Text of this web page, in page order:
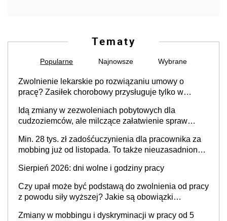
Tematy
Popularne Najnowsze Wybrane
Zwolnienie lekarskie po rozwiązaniu umowy o
pracę? Zasiłek chorobowy przysługuje tylko w
stosunku pracy
Idą zmiany w zezwoleniach pobytowych dla
cudzoziemców, ale milczące załatwienie spraw
Min. 28 tys. zł zadośćuczynienia dla pracownika za
mobbing już od listopada. To także nieuzasadniona
Sierpień 2026: dni wolne i godziny pracy
Czy upał może być podstawą do zwolnienia od pracy
z powodu siły wyższej? Jakie są obowiązki
Zmiany w mobbingu i dyskryminacji w pracy od 5